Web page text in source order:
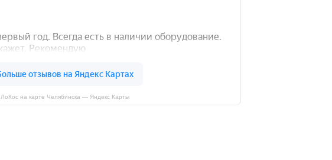
ЛоКос на карте Челябинска — Яндекс Карты